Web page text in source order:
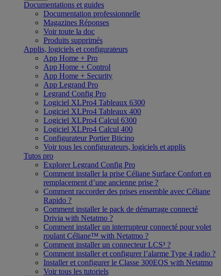
Documentations et guides
Documentation professionnelle
Magazines Réponses
Voir toute la doc
Produits supprimés
Applis, logiciels et configurateurs
App Home + Pro
App Home + Control
App Home + Security
App Legrand Pro
Legrand Config Pro
Logiciel XLPro4 Tableaux 6300
Logiciel XLPro4 Tableaux 400
Logiciel XLPro4 Calcul 6300
Logiciel XLPro4 Calcul 400
Configurateur Portier Bticino
Voir tous les configurateurs, logiciels et applis
Tutos pro
Explorer Legrand Config Pro
Comment installer la prise Céliane Surface Confort en
remplacement d’une ancienne prise ?
Comment raccorder des prises ensemble avec Céliane
Rapido ?
Comment installer le pack de démarrage connecté
Drivia with Netatmo ?
Comment installer un interrupteur connecté pour volet
roulant Céliane™ with Netatmo ?
Comment installer un connecteur LCS³ ?
Comment installer et configurer l’alarme Type 4 radio ?
Installer et configurer le Classe 300EOS with Netatmo
Voir tous les tutoriels